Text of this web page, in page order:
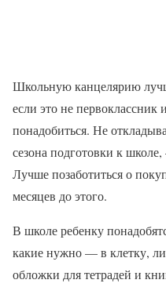
Школьную канцелярию
если это не первоклассник
понадобиться. Не
сезона подготовки к
Лучше позаботиться о
месяцев до этого.
В школе ребенку
какие нужно — в клетку,
обложки для тетрадей и